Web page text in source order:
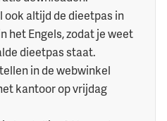
ook altijd de dieetpas in
het Engels, zodat je weet
dieetpas staat.
in de webwinkel
kantoor op vrijdag